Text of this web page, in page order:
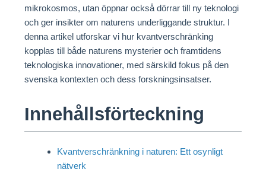
mikrokosmos, utan öppnar också dörrar till ny teknologi
och ger insikter om naturens underliggande struktur. I
denna artikel utforskar vi hur kvantverschränking
kopplas till både naturens mysterier och framtidens
teknologiska innovationer, med särskild fokus på den
svenska kontexten och dess forskningsinsatser.
Innehållsförteckning
Kvantverschränkning i naturen: Ett osynligt
nätverk